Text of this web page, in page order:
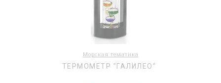
Морская тематика
ТЕРМОМЕТР "ГАЛИЛЕО"